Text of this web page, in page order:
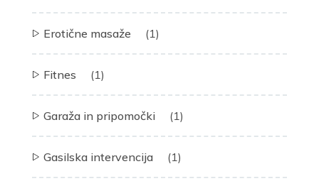
Erotične masaže (1)
Fitnes (1)
Garaža in pripomočki (1)
Gasilska intervencija (1)